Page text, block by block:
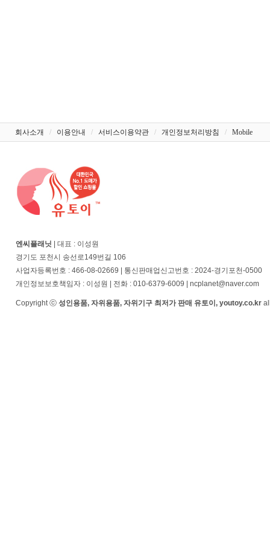
회사소개 / 이용안내 / 서비스이용약관 / 개인정보처리방침 / Mobile
엔씨플래닛 | 대표 : 이성원
경기도 포천시 송선로149번길 106
사업자등록번호 : 466-08-02669 | 통신판매업신고번호 : 2024-경기포천-0500
개인정보보호책임자 : 이성원 | 전화 : 010-6379-6009 | ncplanet@naver.com
Copyright ⓒ 성인용품, 자위용품, 자위기구 최저가 판매 유토이, youtoy.co.kr